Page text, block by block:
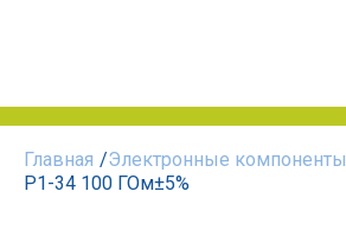
Главная /Электронные компоненты
Р1-34 100 ГОм±5%